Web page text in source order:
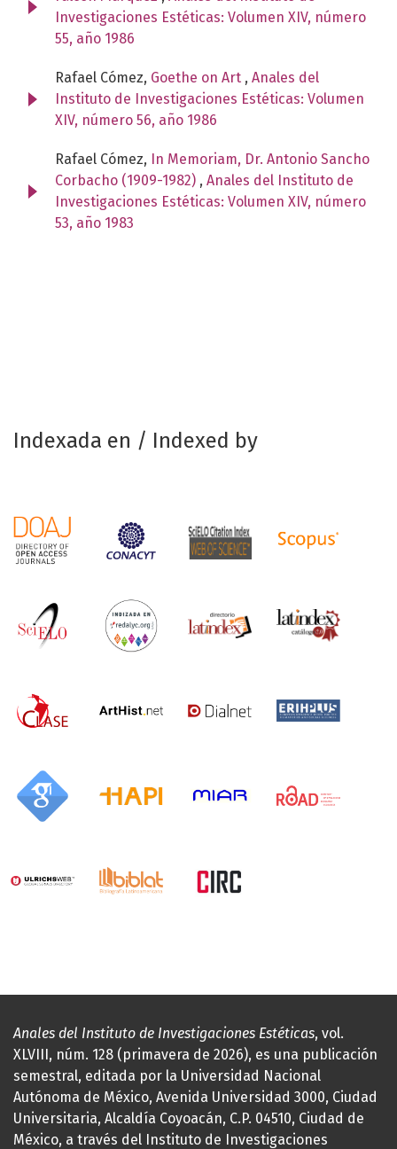
Investigaciones Estéticas: Volumen XIV, número
55, año 1986
Rafael Cómez, Goethe on Art , Anales del
Instituto de Investigaciones Estéticas: Volumen
XIV, número 56, año 1986
Rafael Cómez, In Memoriam, Dr. Antonio Sancho
Corbacho (1909-1982) , Anales del Instituto de
Investigaciones Estéticas: Volumen XIV, número
53, año 1983
Indexada en / Indexed by
Anales del Instituto de Investigaciones Estéticas, vol.
XLVIII, núm. 128 (primavera de 2026), es una publicación
semestral, editada por la Universidad Nacional
Autónoma de México, Avenida Universidad 3000, Ciudad
Universitaria, Alcaldía Coyoacán, C.P. 04510, Ciudad de
México, a través del Instituto de Investigaciones